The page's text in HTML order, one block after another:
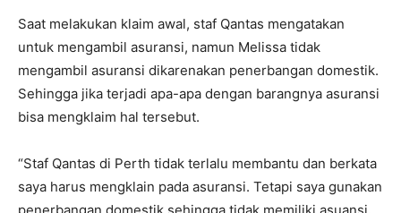
Saat melakukan klaim awal, staf Qantas mengatakan
untuk mengambil asuransi, namun Melissa tidak
mengambil asuransi dikarenakan penerbangan domestik.
Sehingga jika terjadi apa-apa dengan barangnya asuransi
bisa mengklaim hal tersebut.
“Staf Qantas di Perth tidak terlalu membantu dan berkata
saya harus mengklain pada asuransi. Tetapi saya gunakan